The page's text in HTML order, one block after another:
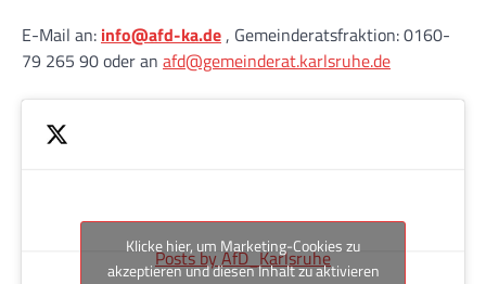
E-Mail an: info@afd-ka.de , Gemeinderatsfraktion: 0160-
79 265 90 oder an afd@gemeinderat.karlsruhe.de
Posts by AfD_Karlsruhe
Klicke hier, um Marketing-Cookies zu
akzeptieren und diesen Inhalt zu aktivieren